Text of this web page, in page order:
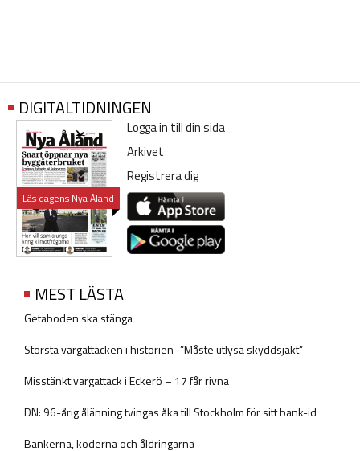
DIGITALTIDNINGEN
Läs dagens Nya Åland
Logga in till din sida
Arkivet
Registrera dig
MEST LÄSTA
Getaboden ska stänga
Största vargattacken i historien -”Måste utlysa skyddsjakt”
Misstänkt vargattack i Eckerö – 17 får rivna
DN: 96-årig ålänning tvingas åka till Stockholm för sitt bank-id
Bankerna, koderna och åldringarna